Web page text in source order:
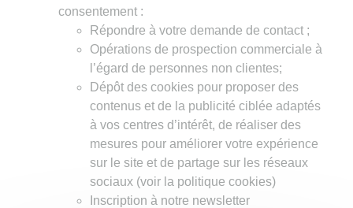
consentement :
Répondre à votre demande de contact ;
Opérations de prospection commerciale à
l’égard de personnes non clientes;
Dépôt des cookies pour proposer des
contenus et de la publicité ciblée adaptés
à vos centres d’intérêt, de réaliser des
mesures pour améliorer votre expérience
sur le site et de partage sur les réseaux
sociaux (voir la politique cookies)
Inscription à notre newsletter